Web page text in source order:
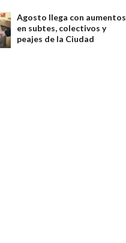
Agosto llega con aumentos
en subtes, colectivos y
peajes de la Ciudad